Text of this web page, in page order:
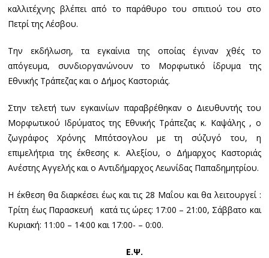
καλλιτέχνης βλέπει από το παράθυρο του σπιτιού του στο
Πετρί της Λέσβου.
Την εκδήλωση, τα εγκαίνια της οποίας έγιναν χθές το
απόγευμα, συνδιοργανώνουν το Μορφωτικό ίδρυμα της
Εθνικής Τράπεζας και ο Δήμος Καστοριάς.
Στην τελετή των εγκαινίων παραβρέθηκαν ο Διευθυντής του
Μορφωτικού Ιδρύματος της Εθνικής Τράπεζας κ. Καψάλης , ο
ζωγράφος Χρόνης Μπότσογλου με τη σύζυγό του, η
επιμελήτρια της έκθεσης κ. Αλεξίου, ο Δήμαρχος Καστοριάς
Ανέστης Αγγελής και ο Αντιδήμαρχος Λεωνίδας Παπαδημητρίου.
Η έκθεση θα διαρκέσει έως και τις 28 Μαΐου και θα λειτουργεί :
Τρίτη έως Παρασκευή κατά τις ώρες: 17:00 – 21:00, Σάββατο και
Κυριακή: 11:00 – 14:00 και 17:00- – 0:00.
Ε.Ψ.